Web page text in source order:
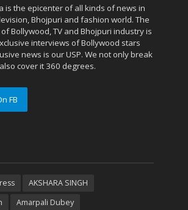
is the epicenter of all kinds of news in
Bhojpuri and fashion world. The
Bollywood, TV and Bhojpuri industry is
interviews of Bollywood stars
news is our USP. We not only break
cover it 360 degrees.
FB
AKSHARA SINGH
Amarpali Dubey